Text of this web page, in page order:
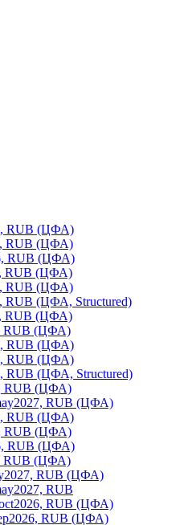
RUB (ЦФА)
RUB (ЦФА)
RUB (ЦФА)
RUB (ЦФА)
RUB (ЦФА)
RUB (ЦФА, Structured)
RUB (ЦФА)
RUB (ЦФА)
RUB (ЦФА)
RUB (ЦФА)
RUB (ЦФА, Structured)
RUB (ЦФА)
RUB (ЦФА)
RUB (ЦФА)
RUB (ЦФА)
RUB (ЦФА)
RUB (ЦФА)
RUB (ЦФА)
RUB
RUB (ЦФА)
RUB (ЦФА)